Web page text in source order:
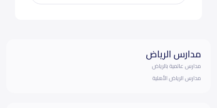
مدارس الرياض
مدارس عالمية بالرياض
مدارس الرياض الأهلية